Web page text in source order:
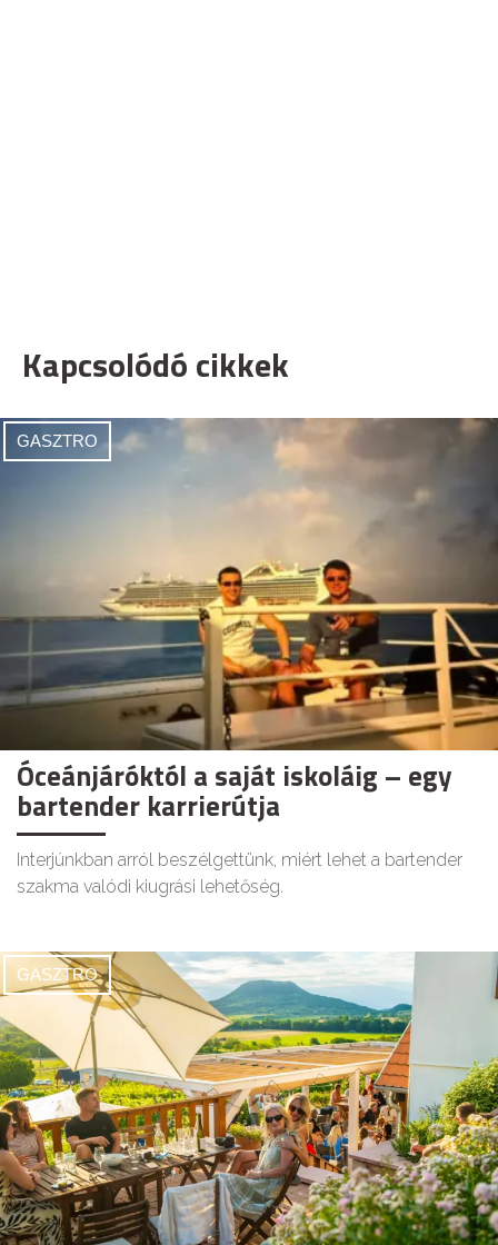
Kapcsolódó cikkek
GASZTRO
Óceánjáróktól a saját iskoláig – egy
bartender karrierútja
Interjúnkban arról beszélgettünk, miért lehet a bartender
szakma valódi kiugrási lehetőség.
GASZTRO